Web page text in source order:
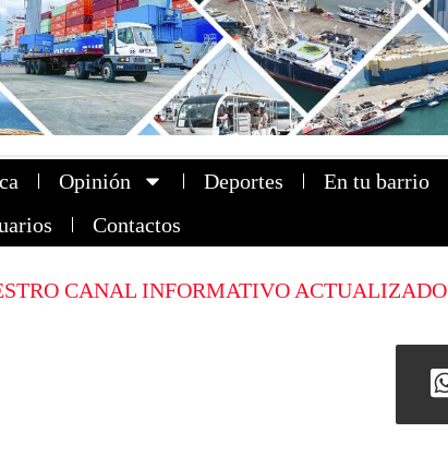
Opinión Deportes En tu barrio
Contactos
CANAL INFORMATIVO ACTUALIZADO